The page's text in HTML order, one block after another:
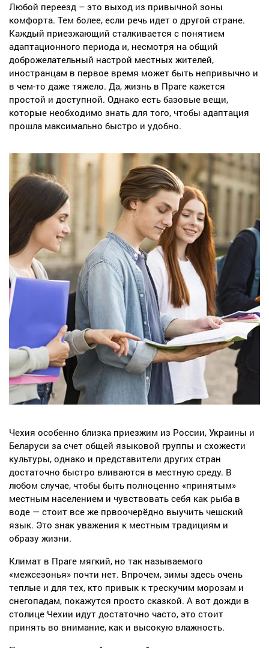
Любой переезд – это выход из привычной зоны
комфорта. Тем более, если речь идет о другой стране.
Каждый приезжающий сталкивается с понятием
адаптационного периода и, несмотря на общий
доброжелательный настрой местных жителей,
иностранцам в первое время может быть непривычно и
в чем-то даже тяжело. Да, жизнь в Праге кажется
простой и доступной. Однако есть базовые вещи,
которые необходимо знать для того, чтобы адаптация
прошла максимально быстро и удобно.
Чехия особенно близка приезжим из России, Украины и
Беларуси за счет общей языковой группы и схожести
культуры, однако и представители других стран
достаточно быстро вливаются в местную среду. В
любом случае, чтобы быть полноценно «принятым»
местным населением и чувствовать себя как рыба в
воде — стоит все же првоочерёдно выучить чешский
язык. Это знак уважения к местным традициям и
образу жизни.
Климат в Праге мягкий, но так называемого
«межсезонья» почти нет. Впрочем, зимы здесь очень
теплые и для тех, кто привык к трескучим морозам и
снегопадам, покажутся просто сказкой. А вот дожди в
столице Чехии идут достаточно часто, это стоит
принять во внимание, как и высокую влажность.